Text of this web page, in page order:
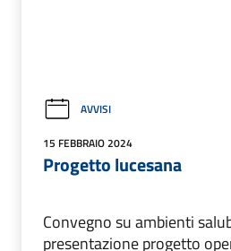
AVVISI
15 FEBBRAIO 2024
Progetto lucesana
Convegno su ambienti
presentazione progetto